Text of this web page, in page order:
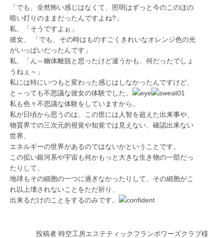
「でも、全然怖い感じはなくて、照明はずっと今のこのほの
暗い灯りのままだったんですよね?」
私、「そうですよぉ」
彼女、 「でも、その時はものすごくきれいなオレンジ色の光
がいっぱいだったんです」
私、「ん～幽体離脱と思ったけど違うかも、何だったでしょ
うねぇ～」
私には特にいつもと変わった感じはしなかったんですけど、
と～っても不思議な彼女の体験でした。
私も色々不思議な体験をしていますから。
私が日頃から思うのは、この世には人智を超えた出来事や、
物質界での三次元的視覚や知覚では見えない、確認出来ない
世界、
エネルギーの世界があるのではないかということです。
この拡い銀河系や宇宙も何かもっと大きな生き物の一部だっ
たりして、
地球もその細胞の一つに過ぎなかったりして、その細胞がこ
れ以上壊されないことをただ祈り、
出来るだけのことをするのみです。
投稿者 時空工房エステティックフランボワーズクラブ様